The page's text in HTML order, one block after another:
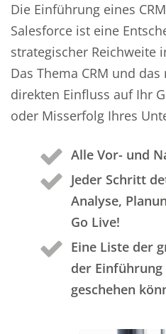
Die Einführung eines
Salesforce ist eine
strategischer Reichweite
Das Thema CRM und
direkten Einfluss auf Ihr
oder Misserfolg Ihres
Alle Vor- und
Jeder Schritt
Analyse,
Go Live!
Eine Liste der
der
geschehen